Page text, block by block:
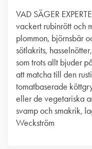
VAD SÄGER
vackert rubinrött och
plommon, björnsbär
sötlakrits,
som trots allt bjuder
att matcha till den
tomatbaserade
eller de vegetariska
svamp och smakrik,
Weckström